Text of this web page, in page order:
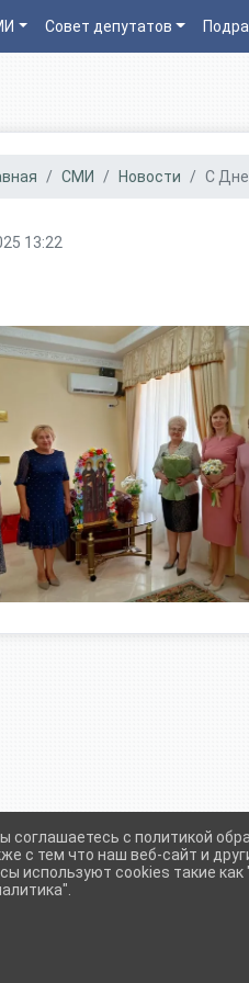
Совет депутатов
СМИ Новости С
13:22
"Администрации Крыловского
соглашаетесь с политикой
с тем что наш веб-сайт и
используют cookies такие как